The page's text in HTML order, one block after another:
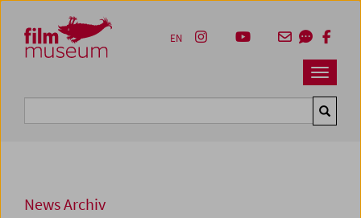
Zum Inhalt
Zum Hauptmenü
Zur Servicenavigation
Zum Suche
Navbar
EN
News Archiv